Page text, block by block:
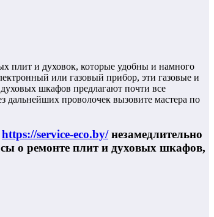
плит и духовок, которые удобны и намного
или газовый прибор, эти газовые и
шкафов предлагают почти все
дальнейших проволочек вызовите мастера по
https://service-eco.by/незамедлительно
о ремонте плит и духовых шкафов,